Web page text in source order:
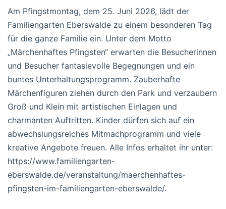
Am Pfingstmontag, dem 25. Juni 2026, lädt der
Familiengarten Eberswalde zu einem besonderen Tag
für die ganze Familie ein. Unter dem Motto
„Märchenhaftes Pfingsten“ erwarten die Besucherinnen
und Besucher fantasievolle Begegnungen und ein
buntes Unterhaltungsprogramm. Zauberhafte
Märchenfiguren ziehen durch den Park und verzaubern
Groß und Klein mit artistischen Einlagen und
charmanten Auftritten. Kinder dürfen sich auf ein
abwechslungsreiches Mitmachprogramm und viele
kreative Angebote freuen. Alle Infos erhaltet ihr unter:
https://www.familiengarten-
eberswalde.de/veranstaltung/maerchenhaftes-
pfingsten-im-familiengarten-eberswalde/.